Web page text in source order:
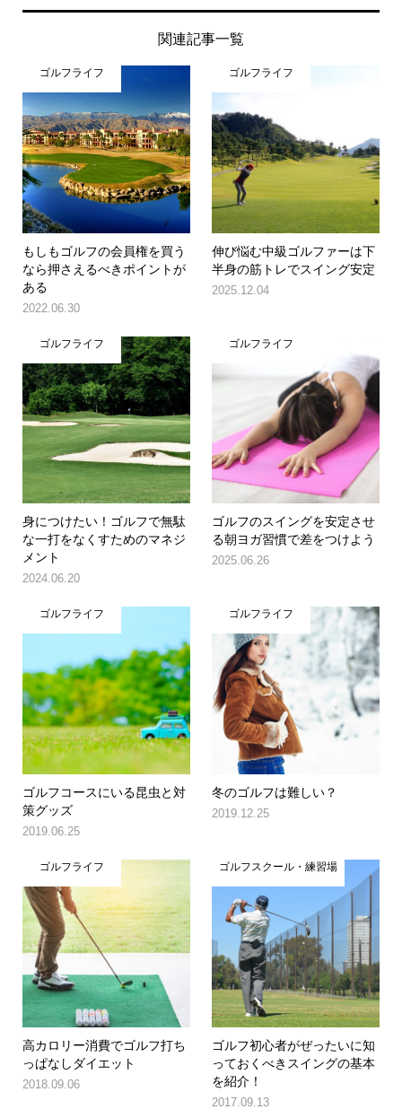
関連記事一覧
ゴルフライフ
もしもゴルフの会員権を買う
なら押さえるべきポイントが
ある
2022.06.30
ゴルフライフ
伸び悩む中級ゴルファーは下
半身の筋トレでスイング安定
2025.12.04
ゴルフライフ
身につけたい！ゴルフで無駄
な一打をなくすためのマネジ
メント
2024.06.20
ゴルフライフ
ゴルフのスイングを安定させ
る朝ヨガ習慣で差をつけよう
2025.06.26
ゴルフライフ
ゴルフコースにいる昆虫と対
策グッズ
2019.06.25
ゴルフライフ
冬のゴルフは難しい？
2019.12.25
ゴルフライフ
高カロリー消費でゴルフ打ち
っぱなしダイエット
2018.09.06
ゴルフスクール・練習場
ゴルフ初心者がぜったいに知
っておくべきスイングの基本
を紹介！
2017.09.13